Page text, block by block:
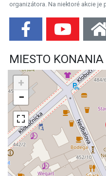
organizátora. Na niektoré akcie
MIESTO KONANIA
+
−